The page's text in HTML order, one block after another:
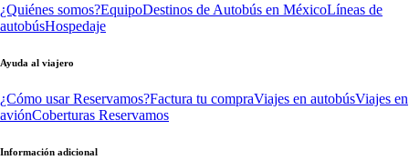
¿Quiénes somos?EquipoDestinos de Autobús en MéxicoLíneas de
autobúsHospedaje
Ayuda al viajero
¿Cómo usar Reservamos?Factura tu compraViajes en autobúsViajes en
aviónCoberturas Reservamos
Información adicional